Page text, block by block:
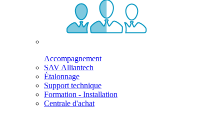
Accompagnement
SAV Alliantech
Étalonnage
Support technique
Formation - Installation
Centrale d'achat